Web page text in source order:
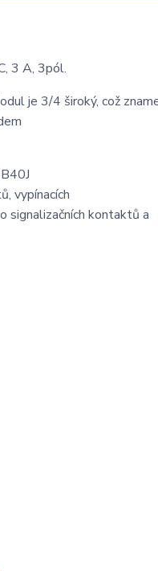
3 A, 3pól.
je 3/4 široký, což
vypínacích
signalizačních kontaktů a